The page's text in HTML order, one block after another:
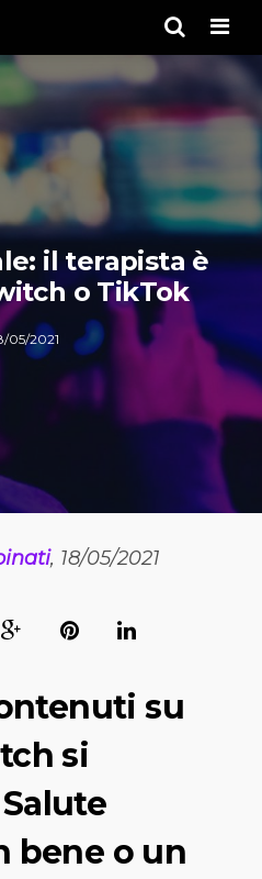
il terapista è
o TikTok
05/2021
, 18/05/2021
su
si
bene o un